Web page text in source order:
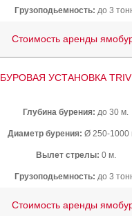
Грузоподьемность: до 3
Стоимость аренды
БУРОВАЯ УСТАНОВКА
Глубина бурения: до 30 м.
Диаметр бурения: Ø 250-1000
Вылет стрелы: 0 м.
Грузоподьемность: до 3
Стоимость аренды